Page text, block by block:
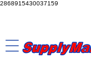
2868915430037159